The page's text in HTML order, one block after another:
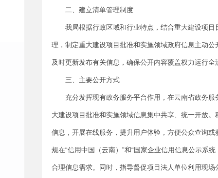
二、建立清单管理制度
我局根据行政区域和行业特点，结合重大建设项
理，制定重大建设项目批准和实施领域政府信息主动
及时更新发布有关信息，确保公开内容覆盖权力运行
三、主要公开方式
充分发挥现有政务服务平台作用，在云南省政务
大建设项目批准和实施领域信息集中共享、统一开放
信息，开展在线服务，提升用户体验，方便公众查询
规在“信用中国（云南）”和“国家企业信用信息公示系
合理信息需求。同时，指导督促项目法人单位利用现